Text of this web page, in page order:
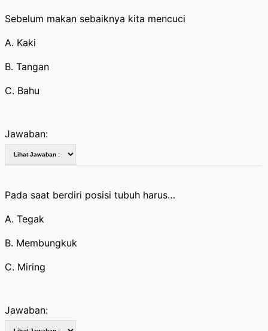
Sebelum makan sebaiknya kita mencuci
A. Kaki
B. Tangan
C. Bahu
Jawaban:
Pada saat berdiri posisi tubuh harus…
A. Tegak
B. Membungkuk
C. Miring
Jawaban: